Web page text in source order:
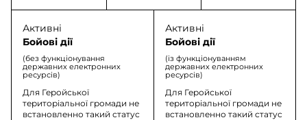
Активні
Бойові дії
(без функціонування
державних електронних
ресурсів)
Для Геройської
територіальної громади не
встановленно такий статус
Активні
Бойові дії
(із функціонуванням
державних електронних
ресурсів)
Для Геройської
територіальної громади не
встановленно такий статус